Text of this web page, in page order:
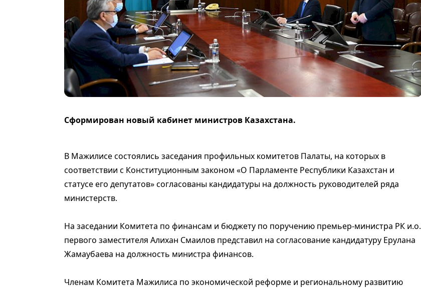
Сформирован новый кабинет министров Казахстана.
В Мажилисе состоялись заседания профильных комитетов Палаты, на которых в
соответствии с Конституционным законом «О Парламенте Республики Казахстан и
статусе его депутатов» согласованы кандидатуры на должность руководителей ряда
министерств.
На заседании Комитета по финансам и бюджету по поручению премьер-министра РК и.о.
первого заместителя Алихан Смаилов представил на согласование кандидатуру Ерулана
Жамаубаева на должность министра финансов.
Членам Комитета Мажилиса по экономической реформе и региональному развитию